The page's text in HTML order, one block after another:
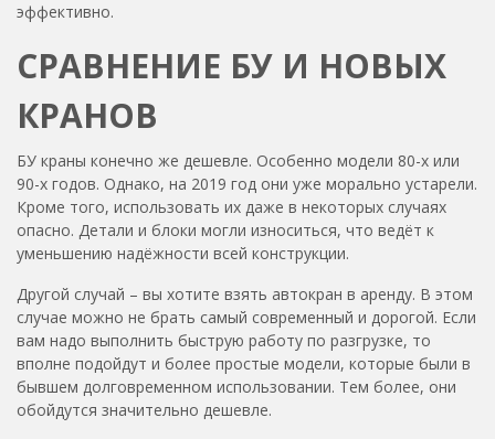
эффективно.
СРАВНЕНИЕ БУ И НОВЫХ
КРАНОВ
БУ краны конечно же дешевле. Особенно модели 80-х или
90-х годов. Однако, на 2019 год они уже морально устарели.
Кроме того, использовать их даже в некоторых случаях
опасно. Детали и блоки могли износиться, что ведёт к
уменьшению надёжности всей конструкции.
Другой случай – вы хотите взять автокран в аренду. В этом
случае можно не брать самый современный и дорогой. Если
вам надо выполнить быструю работу по разгрузке, то
вполне подойдут и более простые модели, которые были в
бывшем долговременном использовании. Тем более, они
обойдутся значительно дешевле.